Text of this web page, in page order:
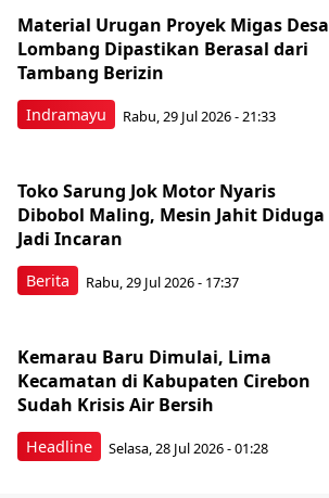
Indramayu
Material Urugan Proyek Migas Desa
Lombang Dipastikan Berasal dari
Tambang Berizin
Rabu, 29 Jul 2026 - 21:33
Berita
Toko Sarung Jok Motor Nyaris
Dibobol Maling, Mesin Jahit Diduga
Jadi Incaran
Rabu, 29 Jul 2026 - 17:37
Headline
Kemarau Baru Dimulai, Lima
Kecamatan di Kabupaten Cirebon
Sudah Krisis Air Bersih
Selasa, 28 Jul 2026 - 01:28